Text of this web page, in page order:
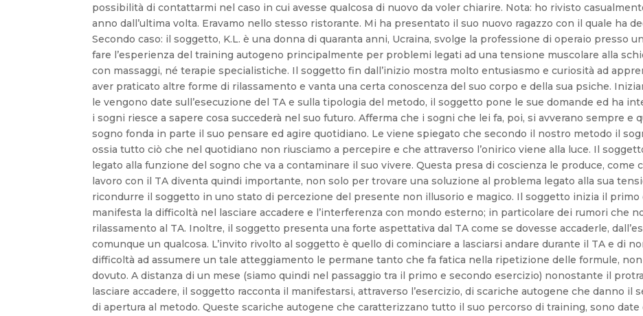
Secondo caso: il soggetto, K.L. è una donna di quaranta anni, Ucraina, svolge la professione di operaio presso
fare l’esperienza del training autogeno principalmente per problemi legati ad una tensione muscolare alla
con massaggi, né terapie specialistiche. Il soggetto fin dall’inizio mostra molto entusiasmo e curiosità ad
aver praticato altre forme di rilassamento e vanta una certa conoscenza del suo corpo e della sua psiche.
le vengono date sull’esecuzione del TA e sulla tipologia del metodo, il soggetto pone le sue domande ed ha
i sogni riesce a sapere cosa succederà nel suo futuro. Afferma che i sogni che lei fa, poi, si avverano sempre e
sogno fonda in parte il suo pensare ed agire quotidiano. Le viene spiegato che secondo il nostro metodo il
ossia tutto ciò che nel quotidiano non riusciamo a percepire e che attraverso l’onirico viene alla luce. Il
legato alla funzione del sogno che va a contaminare il suo vivere. Questa presa di coscienza le produce, come
lavoro con il TA diventa quindi importante, non solo per trovare una soluzione al problema legato alla sua
ricondurre il soggetto in uno stato di percezione del presente non illusorio e magico. Il soggetto inizia il primo
manifesta la difficoltà nel lasciare accadere e l’interferenza con mondo esterno; in particolare dei rumori che
rilassamento al TA. Inoltre, il soggetto presenta una forte aspettativa dal TA come se dovesse accaderle,
comunque un qualcosa. L’invito rivolto al soggetto è quello di cominciare a lasciarsi andare durante il TA e di
difficoltà ad assumere un tale atteggiamento le permane tanto che fa fatica nella ripetizione delle formule,
dovuto. A distanza di un mese (siamo quindi nel passaggio tra il primo e secondo esercizio) nonostante il
lasciare accadere, il soggetto racconta il manifestarsi, attraverso l’esercizio, di scariche autogene che danno
di apertura al metodo. Queste scariche autogene che caratterizzano tutto il suo percorso di training, sono